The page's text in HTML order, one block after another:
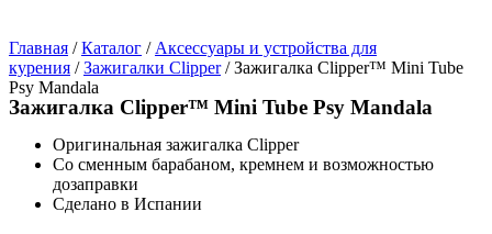
Главная /Каталог / Аксессуары и устройства для
курения /Зажигалки Clipper/ Зажигалка Clipper™ Mini Tube
Psy Mandala
Зажигалка Clipper™ Mini Tube Psy Mandala
Оригинальная зажигалка Clipper
Со сменным барабаном, кремнем и возможностью
дозаправки
Сделано в Испании